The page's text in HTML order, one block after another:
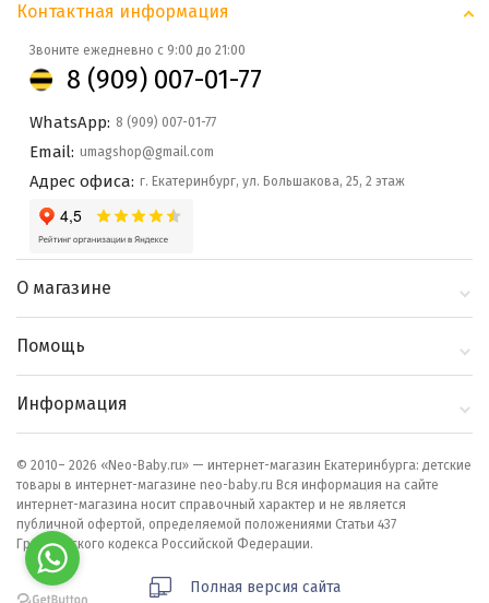
Контактная информация
Звоните ежедневно с 9:00 до 21:00
8 (909) 007-01-77
WhatsApp: 8 (909) 007-01-77
Email: umagshop@gmail.com
Адрес офиса: г. Екатеринбург, ул. Большакова, 25, 2 этаж
О магазине
Блог
Помощь
Как сделать заказ
Информация
© 2010– 2026 «Neo-Baby.ru» — интернет-магазин Екатеринбурга: детские
товары в интернет-магазине neo-baby.ru Вся информация на сайте
интернет-магазина носит справочный характер и не является
публичной офертой, определяемой положениями Статьи 437
Гражданского кодекса Российской Федерации.
Полная версия сайта